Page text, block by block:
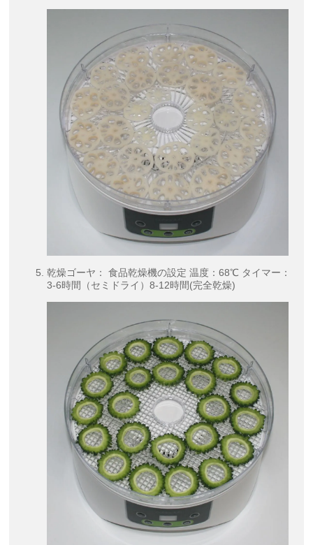
乾燥ゴーヤ： 食品乾燥機の設定 温度：68℃ タイマー：
3-6時間（セミドライ）8-12時間(完全乾燥)